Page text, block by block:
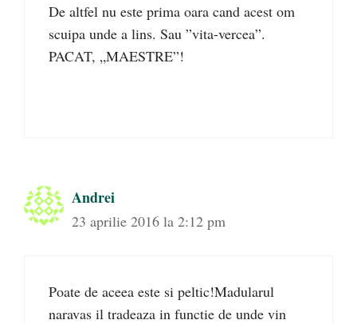
De altfel nu este prima oara cand acest om
scuipa unde a lins. Sau ”vita-vercea”.
PACAT, „MAESTRE”!
Andrei
23 aprilie 2016 la 2:12 pm
Poate de aceea este si peltic!Madularul
naravas il tradeaza in functie de unde vin